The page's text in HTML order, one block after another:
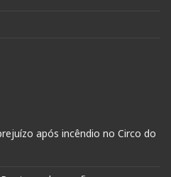
após incêndio no Circo do